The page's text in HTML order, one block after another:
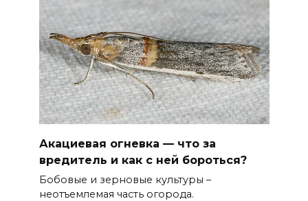
Акациевая огневка — что за
вредитель и как с ней бороться?
Бобовые и зерновые культуры –
неотъемлемая часть огорода.